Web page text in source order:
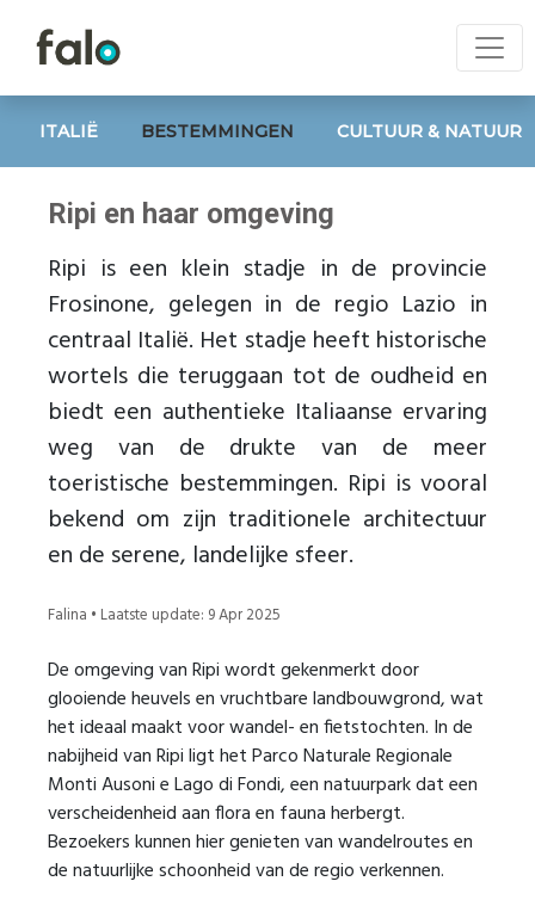
ITALIË BESTEMMINGEN CULTUUR & NATUUR
Ripi en haar omgeving
Ripi is een klein stadje in de provincie
Frosinone, gelegen in de regio Lazio in
centraal Italië. Het stadje heeft historische
wortels die teruggaan tot de oudheid en
biedt een authentieke Italiaanse ervaring
weg van de drukte van de meer
toeristische bestemmingen. Ripi is vooral
bekend om zijn traditionele architectuur
en de serene, landelijke sfeer.
Falina • Laatste update: 9 Apr 2025
De omgeving van Ripi wordt gekenmerkt door
glooiende heuvels en vruchtbare landbouwgrond, wat
het ideaal maakt voor wandel- en fietstochten. In de
nabijheid van Ripi ligt het Parco Naturale Regionale
Monti Ausoni e Lago di Fondi, een natuurpark dat een
verscheidenheid aan flora en fauna herbergt.
Bezoekers kunnen hier genieten van wandelroutes en
de natuurlijke schoonheid van de regio verkennen.